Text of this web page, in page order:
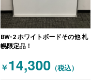
BW-2 ホワイトボードその他 札
幌限定品！
￥ 14,300 （税込）